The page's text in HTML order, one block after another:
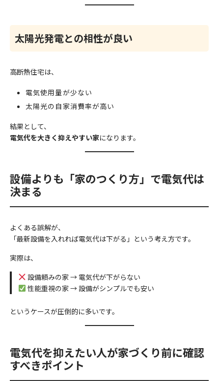
太陽光発電との相性が良い
高断熱住宅は、
電気使用量が少ない
太陽光の自家消費率が高い
結果として、
電気代を大きく抑えやすい家になります。
設備よりも「家のつくり方」で電気代は
決まる
よくある誤解が、
「最新設備を入れれば電気代は下がる」という考え方です。
実際は、
設備頼みの家 → 電気代が下がらない
性能重視の家 → 設備がシンプルでも安い
というケースが圧倒的に多いです。
電気代を抑えたい人が家づくり前に確認
すべきポイント